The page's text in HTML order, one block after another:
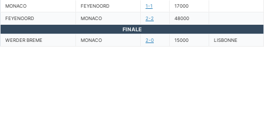
MONACO FEYENOORD 1-1 17000
FEYENOORD MONACO 2-2 48000
FINALE
WERDER BREME MONACO 2-0 15000 LISBONNE